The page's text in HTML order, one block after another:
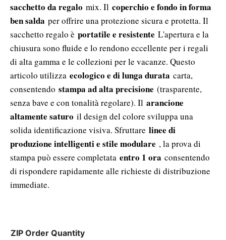
sacchetto da regalo mix. Il coperchio e fondo in forma
ben salda per offrire una protezione sicura e protetta. Il
sacchetto regalo è portatile e resistente L'apertura e la
chiusura sono fluide e lo rendono eccellente per i regali
di alta gamma e le collezioni per le vacanze. Questo
articolo utilizza ecologico e di lunga durata carta,
consentendo stampa ad alta precisione (trasparente,
senza bave e con tonalità regolare). Il arancione
altamente saturo il design del colore sviluppa una
solida identificazione visiva. Sfruttare linee di
produzione intelligenti e stile modulare , la prova di
stampa può essere completata entro 1 ora consentendo
di rispondere rapidamente alle richieste di distribuzione
immediate.
ZIP Order Quantity